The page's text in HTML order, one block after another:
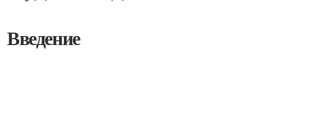
Введение